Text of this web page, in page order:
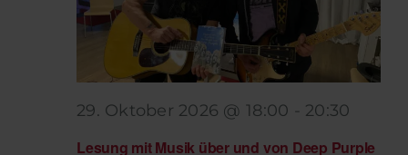
Lesung mit Musik über und von Deep Purple
29. Oktober 2026 @ 18:00 - 20:30